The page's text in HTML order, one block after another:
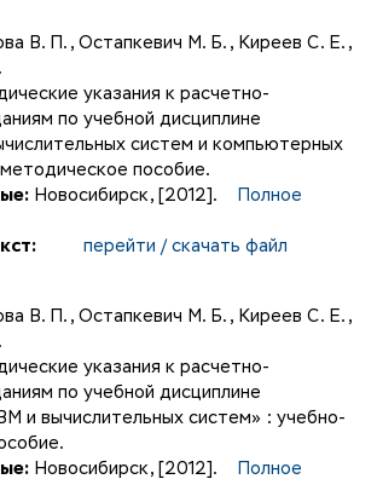
В. П. , Остапкевич М. Б. , Киреев С. Е. ,
указания к расчетно-
по учебной дисциплине
систем и компьютерных
пособие.
Новосибирск, [2012].
Полное
перейти / скачать файл
В. П. , Остапкевич М. Б. , Киреев С. Е. ,
указания к расчетно-
по учебной дисциплине
и вычислительных систем» : учебно-
Новосибирск, [2012].
Полное